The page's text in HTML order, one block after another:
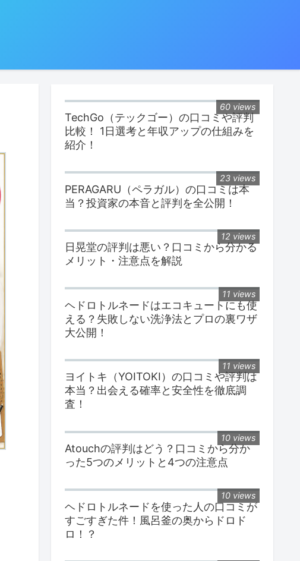
TechGo（テックゴー）の口コミや評判
比較！ 1日選考と年収アップの仕組みを
紹介！
60 views
PERAGARU（ペラガル）の口コミは本
当？投資家の本音と評判を全公開！
23 views
日晃堂の評判は悪い？口コミから分かる
メリット・注意点を解説
12 views
ヘドロトルネードはエコキュートにも使
える？失敗しない洗浄法とプロの裏ワザ
大公開！
11 views
ヨイトキ（YOITOKI）の口コミや評判は
本当？出会える確率と安全性を徹底調
査！
11 views
Atouchの評判はどう？口コミから分か
った5つのメリットと4つの注意点
10 views
ヘドロトルネードを使った人の口コミが
すごすぎた件！風呂釜の奥からドロド
ロ！？
10 views